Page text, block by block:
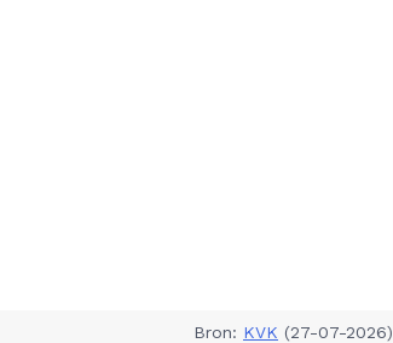
Bron: KVK (27-07-2026)